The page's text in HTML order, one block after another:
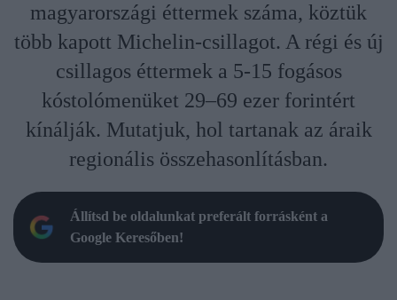
magyarországi éttermek száma, köztük
több kapott Michelin-csillagot. A régi és új
csillagos éttermek a 5-15 fogásos
kóstolómenüket 29–69 ezer forintért
kínálják. Mutatjuk, hol tartanak az áraik
regionális összehasonlításban.
Állítsd be oldalunkat preferált forrásként a
Google Keresőben!